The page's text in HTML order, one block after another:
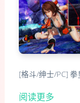
[格斗/绅士/PC]
阅读更多